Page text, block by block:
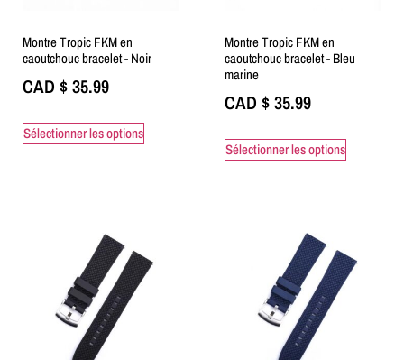
Montre Tropic FKM en
caoutchouc bracelet - Noir
CAD $35.99
Sélectionner les options
Montre Tropic FKM en
caoutchouc bracelet - Bleu
marine
CAD $35.99
Sélectionner les options